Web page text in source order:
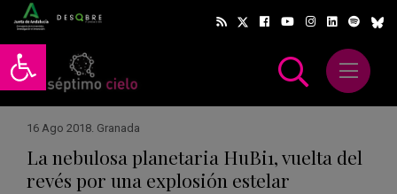
Abrir barra de herramientas
Abrir
16 Ago 2018. Granada
La nebulosa planetaria HuBi1, vuelta del
revés por una explosión estelar